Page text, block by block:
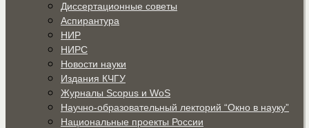
Диссертационные советы
Аспирантура
НИР
НИРС
Новости науки
Издания КЧГУ
Журналы Scopus и WoS
Научно-образовательный лекторий “Окно в науку”
Национальные проекты России